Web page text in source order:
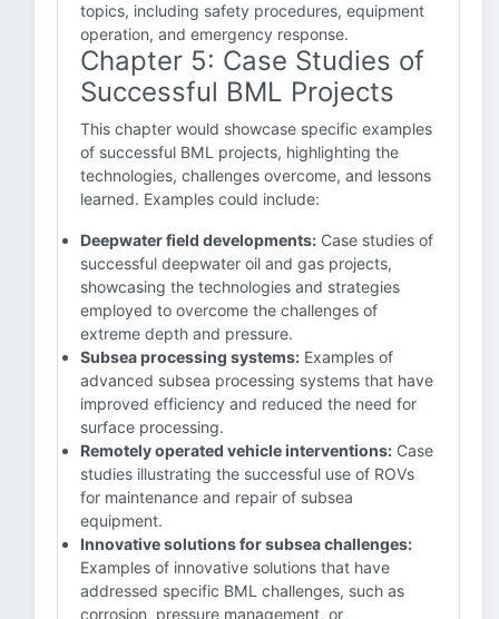
topics, including safety procedures, equipment
operation, and emergency response.
Chapter 5: Case Studies of
Successful BML Projects
This chapter would showcase specific examples
of successful BML projects, highlighting the
technologies, challenges overcome, and lessons
learned. Examples could include:
Deepwater field developments: Case studies of
successful deepwater oil and gas projects,
showcasing the technologies and strategies
employed to overcome the challenges of
extreme depth and pressure.
Subsea processing systems: Examples of
advanced subsea processing systems that have
improved efficiency and reduced the need for
surface processing.
Remotely operated vehicle interventions: Case
studies illustrating the successful use of ROVs
for maintenance and repair of subsea
equipment.
Innovative solutions for subsea challenges:
Examples of innovative solutions that have
addressed specific BML challenges, such as
corrosion, pressure management, or